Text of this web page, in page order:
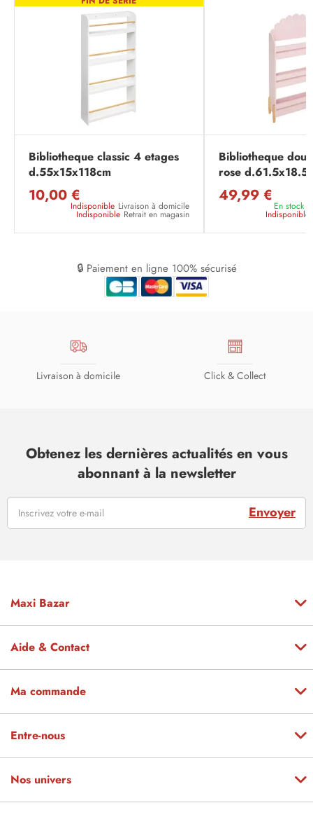
Bibliotheque classic 4 etages
d.55x15x118cm
10,00 €
Indisponible Livraison à domicile
Indisponible Retrait en magasin
Bibliotheque
rose
49,99 €
En stock
Indisponible
🔒 Paiement en ligne 100% sécurisé
Livraison à domicile Click & Collect
Obtenez les dernières actualités en vous
abonnant à la newsletter
Envoyer
Maxi Bazar
Aide & Contact
Ma commande
Entre-nous
Nos univers